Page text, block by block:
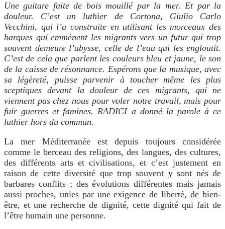
Une guitare faite de bois mouillé par la mer. Et par la
douleur. C’est un luthier de Cortona, Giulio Carlo
Vecchini, qui l’a construite en utilisant les morceaux des
barques qui emmènent les migrants vers un futur qui trop
souvent demeure l’abysse, celle de l’eau qui les engloutit.
C’est de cela que parlent les couleurs bleu et jaune, le son
de la caisse de résonnance. Espérons que la musique, avec
sa légèreté, puisse parvenir à toucher même les plus
sceptiques devant la douleur de ces migrants, qui ne
viennent pas chez nous pour voler notre travail, mais pour
fuir guerres et famines. RADICI a donné la parole à ce
luthier hors du commun.
La mer Méditerranée est depuis toujours considérée
comme le berceau des religions, des langues, des cultures,
des différents arts et civilisations, et c’est justement en
raison de cette diversité que trop souvent y sont nés de
barbares conflits ; des évolutions différentes mais jamais
aussi proches, unies par une exigence de liberté, de bien-
être, et une recherche de dignité, cette dignité qui fait de
l’être humain une personne.